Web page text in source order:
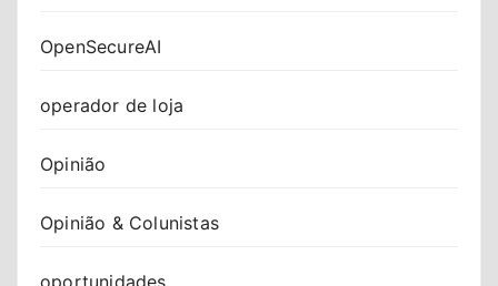
OpenSecureAI
operador de loja
Opinião
Opinião & Colunistas
oportunidades